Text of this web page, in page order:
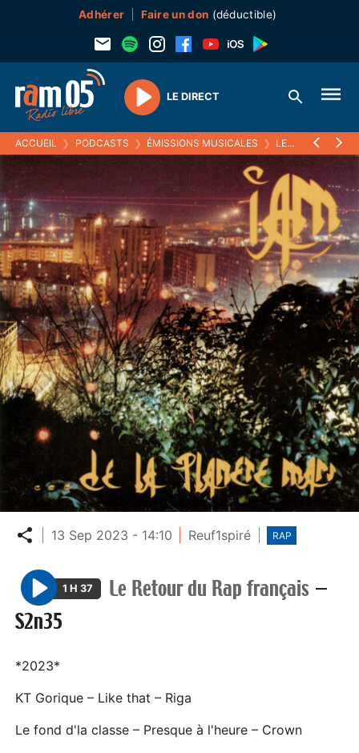
Adhérer Faire un don (déductible)
Play
LE DIRECT
ACCUEIL ❯ PODCASTS ❯ ÉMISSIONS MUSICALES ❯ LE RETOUR DU RAP FRANÇAIS
Partager
13 Sep 2023 - 14:10 Reuf1spiré RAP
P
l
y
1 H 37 Le Retour du Rap français —
S2n35
*2023*
KT Gorique – Like that – Riga
Le fond d'la classe – Presque à l'heure – Crown